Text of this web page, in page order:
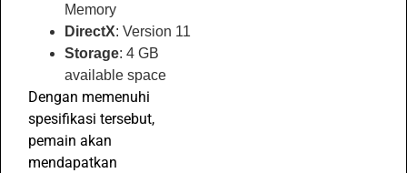
Memory
DirectX: Version 11
Storage: 4 GB
available space
Dengan memenuhi
spesifikasi tersebut,
pemain akan
mendapatkan